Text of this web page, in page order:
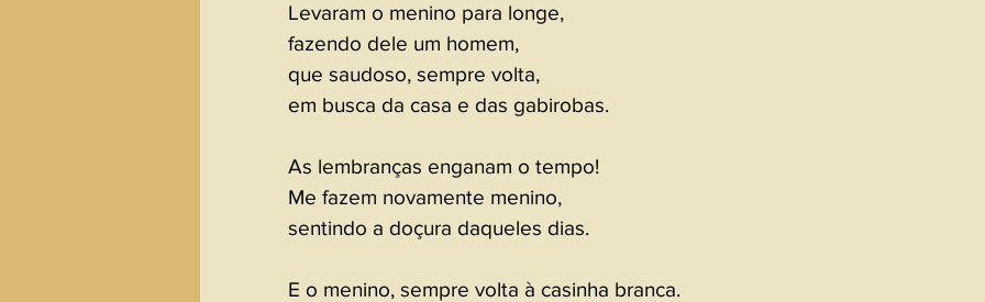
Levaram o menino para longe,
fazendo dele um homem,
que saudoso, sempre volta,
em busca da casa e das gabirobas.
As lembranças enganam o tempo!
Me fazem novamente menino,
sentindo a doçura daqueles dias.
E o menino, sempre volta à casinha branca.